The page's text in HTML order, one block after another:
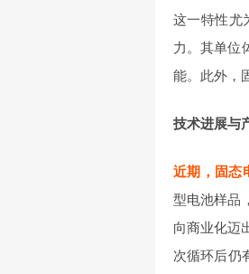
这一特性尤
力。其单位
能。此外，
技术进展与
近期，固态
型电池样品
向商业化迈
次循环后仍